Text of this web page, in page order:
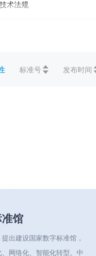
技术法规
标准号 发布时间
馆
出建设国家数字标准馆，
网络化、智能化转型。中